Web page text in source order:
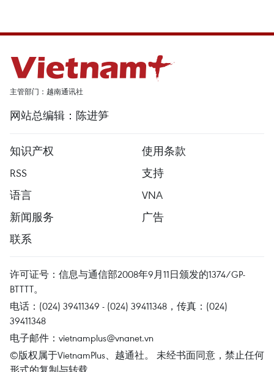
主管部门：越南通讯社
网站总编辑：陈进笋
知识产权
使用条款
RSS
支持
语言
VNA
新闻服务
广告
联系
许可证号：信息与通信部2008年9月11日颁发的1374/GP-
BTTTT。
电话：(024) 39411349 - (024) 39411348，传真：(024)
39411348
电子邮件： vietnamplus@vnanet.vn
©版权属于VietnamPlus、越通社。 未经书面同意，禁止任何
形式的复制与转载。